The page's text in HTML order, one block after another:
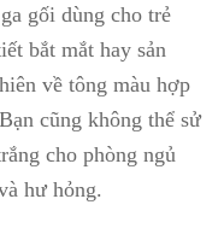
gối dùng cho trẻ
bắt mắt hay sản
về tông màu hợp
cũng không thể sử
cho phòng ngủ
hư hỏng.